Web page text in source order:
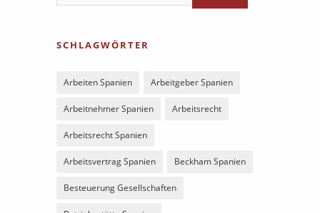
SCHLAGWÖRTER
Arbeiten Spanien Arbeitgeber Spanien
Arbeitnehmer Spanien Arbeitsrecht
Arbeitsrecht Spanien
Arbeitsvertrag Spanien Beckham Spanien
Besteuerung Gesellschaften